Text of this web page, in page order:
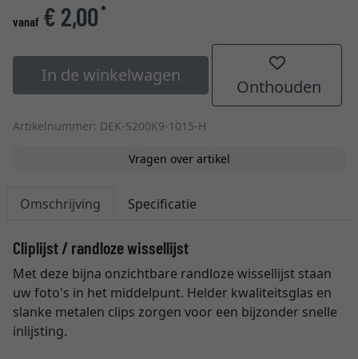
vanaf € 2,00*
In de winkelwagen
Onthouden
Artikelnummer: DEK-S200K9-1015-H
Vragen over artikel
Omschrijving Specificatie
Cliplijst / randloze wissellijst
Met deze bijna onzichtbare randloze wissellijst staan
uw foto's in het middelpunt. Helder kwaliteitsglas en
slanke metalen clips zorgen voor een bijzonder snelle
inlijsting.